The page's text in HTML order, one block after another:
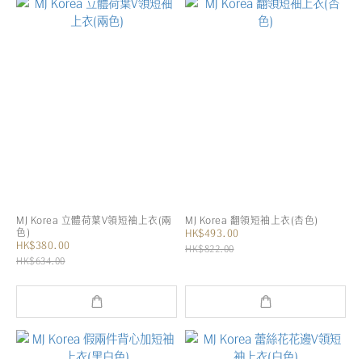
MJ Korea 立體荷葉V領短袖上衣(兩
色)
HK$380.00
HK$634.00
MJ Korea 翻領短袖上衣(杏色)
HK$493.00
HK$822.00